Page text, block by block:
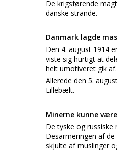
De krigsførende
danske strande.
Danmark lagde
Den 4. august 1914
viste sig hurtigt at
helt umotiveret gik
Allerede den 5.
Lillebælt.
Minerne kunne
De tyske og
Desarmeringen af
skjulte af muslinger